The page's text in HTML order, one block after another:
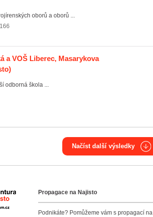
oborů a oborů ...
a VOŠ Liberec, Masarykova
odborná škola ...
Načíst další výsledky
Agentura NajistoPropagace na Najisto
Podnikáte? Pomůžeme vám s propagací na